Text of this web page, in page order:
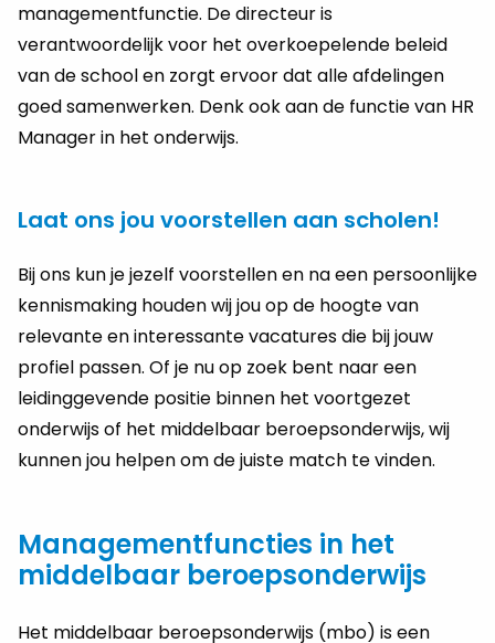
managementfunctie. De directeur is
verantwoordelijk voor het overkoepelende beleid
van de school en zorgt ervoor dat alle afdelingen
goed samenwerken. Denk ook aan de functie van HR
Manager in het onderwijs.
Laat ons jou voorstellen aan scholen!
Bij ons kun je jezelf voorstellen en na een persoonlijke
kennismaking houden wij jou op de hoogte van
relevante en interessante vacatures die bij jouw
profiel passen. Of je nu op zoek bent naar een
leidinggevende positie binnen het voortgezet
onderwijs of het middelbaar beroepsonderwijs, wij
kunnen jou helpen om de juiste match te vinden.
Managementfuncties in het
middelbaar beroepsonderwijs
Het middelbaar beroepsonderwijs (mbo) is een